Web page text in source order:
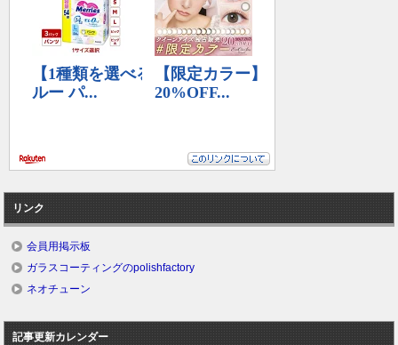
リンク
会員用掲示板
ガラスコーティングのpolishfactory
ネオチューン
記事更新カレンダー